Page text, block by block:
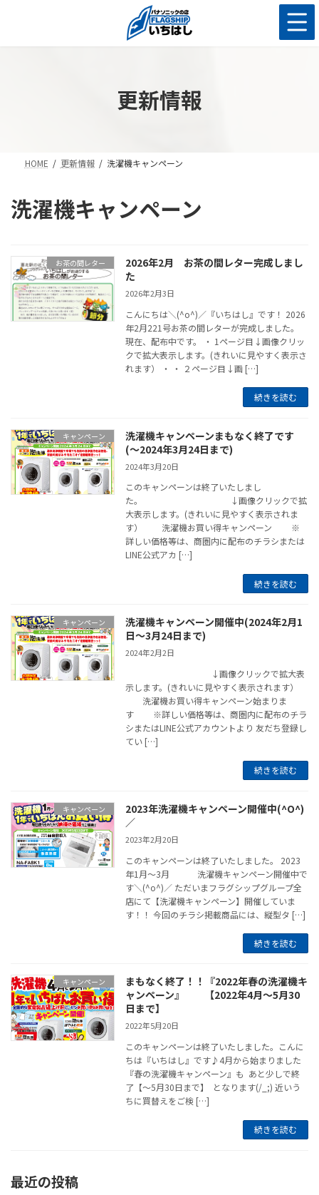
更新情報
HOME 更新情報 洗濯機キャンペーン
洗濯機キャンペーン
お茶の間レター
2026年2月 お茶の間レター完成しまし
た
2026年2月3日
こんにちは＼(^o^)／『いちはし』です！ 2026
年2月221号お茶の間レターが完成しました。
現在、配布中です。 ・ 1ページ目↓画像クリッ
クで拡大表示します。(きれいに見やすく表示さ
れます） ・ ・ ２ページ目↓画 […]
続きを読む
キャンペーン
洗濯機キャンペーンまもなく終了です
(～2024年3月24日まで)
2024年3月20日
このキャンペーンは終了いたしまし
た。 ↓画像クリックで拡
大表示します。(きれいに見やすく表示されま
す） 洗濯機お買い得キャンペーン ※
詳しい価格等は、商圏内に配布のチラシまたは
LINE公式アカ […]
続きを読む
キャンペーン
洗濯機キャンペーン開催中(2024年2月1
日～3月24日まで)
2024年2月2日
↓画像クリックで拡大表
示します。(きれいに見やすく表示されます）
洗濯機お買い得キャンペーン始まりま
す ※詳しい価格等は、商圏内に配布のチラ
シまたはLINE公式アカウントより 友だち登録し
てい […]
続きを読む
キャンペーン
2023年洗濯機キャンペーン開催中(^O^)
／
2023年2月20日
このキャンペーンは終了いたしました。 2023
年1月～3月 洗濯機キャンペーン開催中で
す＼(^o^)／ ただいまフラグシップグループ全
店にて【洗濯機キャンペーン】開催していま
す！！ 今回のチラシ掲載商品には、縦型タ […]
続きを読む
キャンペーン
まもなく終了！！『2022年春の洗濯機キ
ャンペーン』 【2022年4月～5月30
日まで】
2022年5月20日
このキャンペーンは終了いたしました。こんに
ちは『いちはし』です♪4月から始まりました
『春の洗濯機キャンペーン』も あと少しで終
了【～5月30日まで】 となります(/_;) 近いう
ちに買替えをご検 […]
続きを読む
最近の投稿